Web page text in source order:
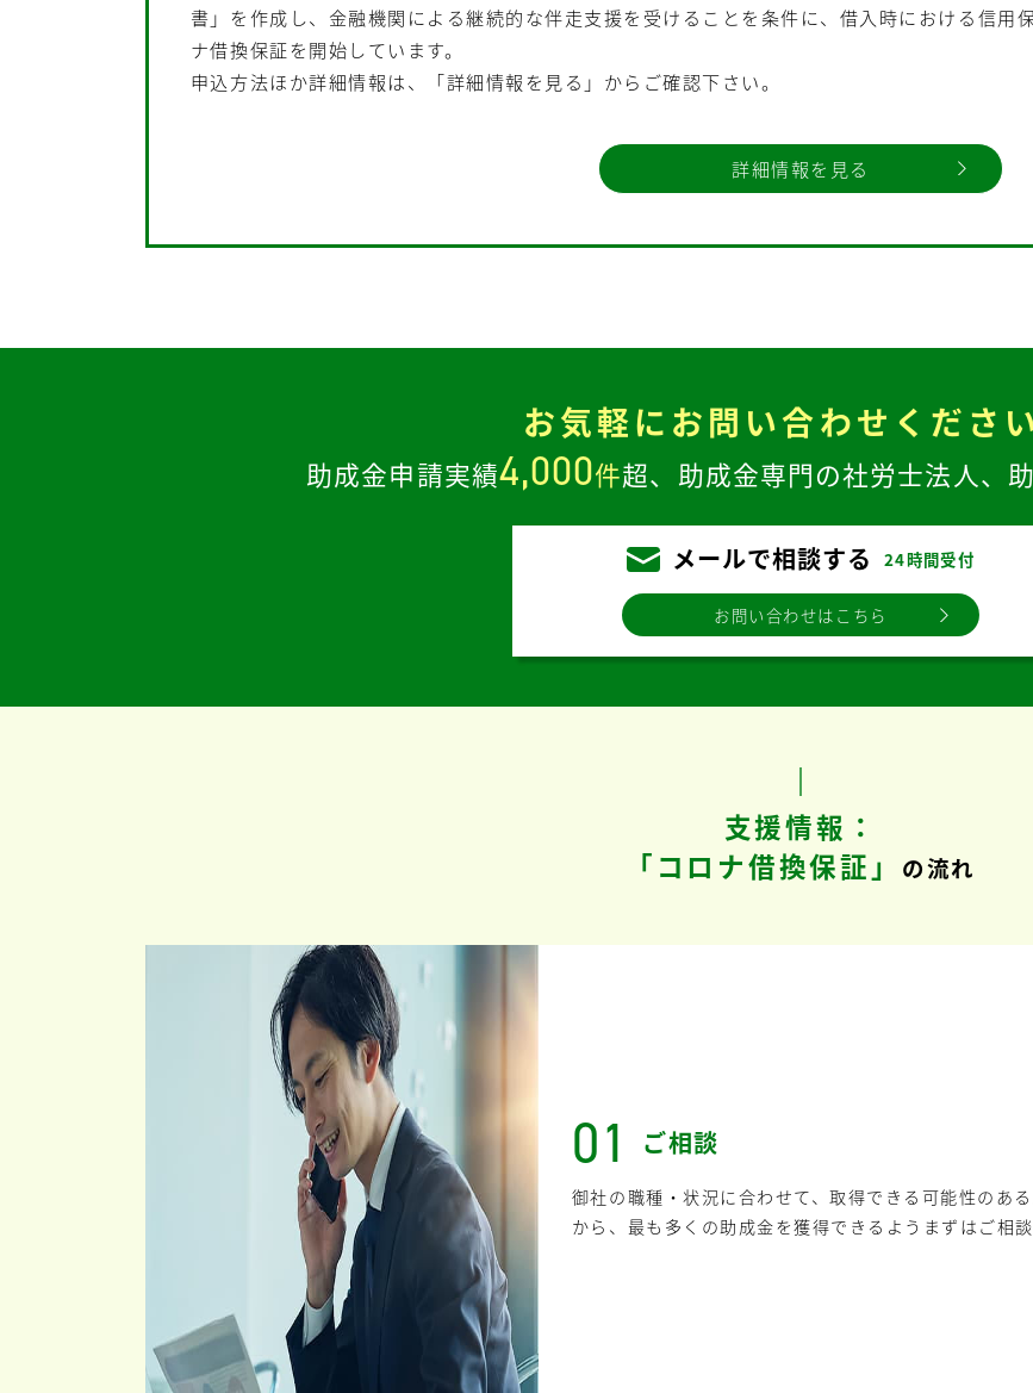
書」を作成し、金融機関による継続的な伴走支援を受けることを条件に、借入時における信用
ナ借換保証を開始しています。
申込方法ほか詳細情報は、「詳細情報を見る」からご確認下さい。
詳細情報を見る
お気軽に お問い合わせください
助成金申請実績4,000件超、 助成金専門の社労士法人、
メールで相談する 24時間受付
お問い合わせはこちら
支援情報：
「コロナ借換保証」
の流れ
01 ご相談
御社の職種・状況に合わせて、取得できる可能性のあ
から、最も多くの助成金を獲得できるようまずはご相談